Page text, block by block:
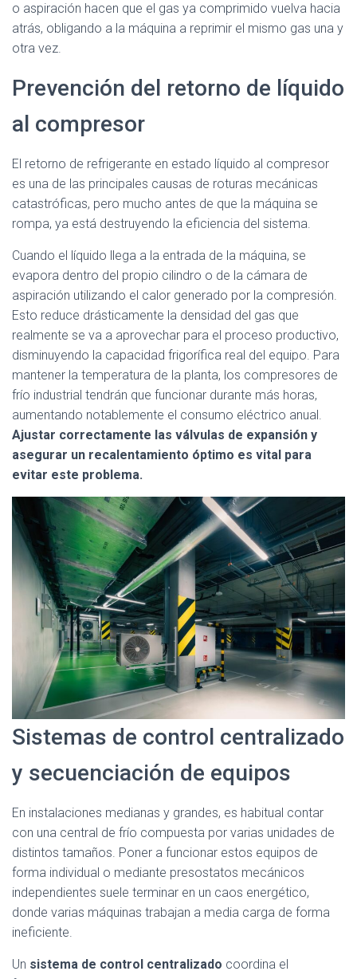
o aspiración hacen que el gas ya comprimido vuelva hacia
atrás, obligando a la máquina a reprimir el mismo gas una y
otra vez.
Prevención del retorno de líquido
al compresor
El retorno de refrigerante en estado líquido al compresor
es una de las principales causas de roturas mecánicas
catastróficas, pero mucho antes de que la máquina se
rompa, ya está destruyendo la eficiencia del sistema.
Cuando el líquido llega a la entrada de la máquina, se
evapora dentro del propio cilindro o de la cámara de
aspiración utilizando el calor generado por la compresión.
Esto reduce drásticamente la densidad del gas que
realmente se va a aprovechar para el proceso productivo,
disminuyendo la capacidad frigorífica real del equipo. Para
mantener la temperatura de la planta, los compresores de
frío industrial tendrán que funcionar durante más horas,
aumentando notablemente el consumo eléctrico anual.
Ajustar correctamente las válvulas de expansión y
asegurar un recalentamiento óptimo es vital para
evitar este problema.
Sistemas de control centralizado
y secuenciación de equipos
En instalaciones medianas y grandes, es habitual contar
con una central de frío compuesta por varias unidades de
distintos tamaños. Poner a funcionar estos equipos de
forma individual o mediante presostatos mecánicos
independientes suele terminar en un caos energético,
donde varias máquinas trabajan a media carga de forma
ineficiente.
Un sistema de control centralizado coordina el